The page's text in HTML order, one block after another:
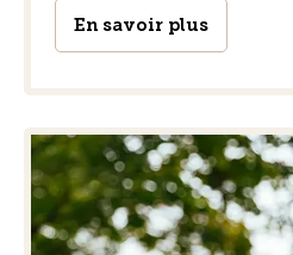
En savoir plus